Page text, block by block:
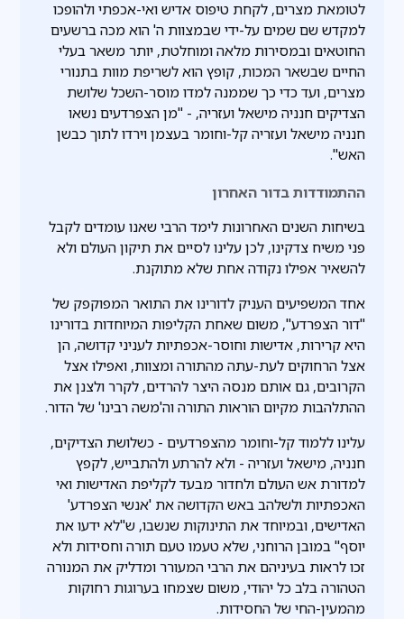
לטומאת מצרים, לקחת טיפוס אדיש ואי-אכפתי ולהופכו
למקדש שם שמים על-ידי שבמצוות ה' הוא מכה ברשעים
החוטאים ובמסירות מלאה ומוחלטת, יותר משאר בעלי
החיים שבשאר המכות, קופץ הוא לשריפת מוות בתנורי
מצרים, ועד כדי כך שממנה למדו מוסר-השכל שלושת
הצדיקים חנניה מישאל ועזריה, - "מן הצפרדעים נשאו
חנניה מישאל ועזריה קל-וחומר בעצמן וירדו לתוך כבשן
האש".
ההתמודדות בדור האחרון
בשיחות השנים האחרונות לימד הרבי שאנו עומדים לקבל
פני משיח צדקינו, לכן עלינו לסיים את תיקון העולם ולא
להשאיר אפילו נקודה אחת שלא מתוקנת.
אחד המשפיעים העניק לדורינו את התואר המפוקפק של
"דור הצפרדע", משום שאחת הקליפות המיוחדות בדורינו
היא קרירות, אדישות וחוסר-אכפתיות לעניני קדושה, הן
אצל הרחוקים לעת-עתה מהתורה ומצוות, ואפילו אצל
הקרובים, גם אותם מנסה היצר להרדים, לקרר ולצנן את
ההתלהבות מקיום הוראות התורה וה'משה רבינו' של הדור.
עלינו ללמוד קל-וחומר מהצפרדעים - כשלושת הצדיקים,
חנניה, מישאל ועזריה - ולא להרתע ולהתבייש, לקפץ
למדורת אש העולם ולחדור מבעד לקליפת האדישות ואי
האכפתיות ולשלהב באש הקדושה את 'אנשי הצפרדע'
האדישים, ובמיוחד את התינוקות שנשבו, ש"לא ידעו את
יוסף" במובן הרוחני, שלא טעמו טעם תורה וחסידות ולא
זכו לראות בעיניהם את הרבי המעורר ומדליק את המנורה
הטהורה בלב כל יהודי, משום שצמחו בערוגות רחוקות
מהמעין-החי של החסידות.